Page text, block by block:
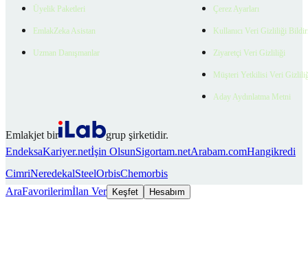
Üyelik Paketleri
EmlakZeka Asistan
Uzman Danışmanlar
Çerez Ayarları
Kullanıcı Veri Gizliliği
Ziyaretçi Veri Gizliliği
Müşteri Yetkilisi Veri
Aday Aydınlatma Metni
Emlakjet bir
grup şirketidir.
EndeksaKariyer.netİşin OlsunSigortam.netArabam.comHangikredi
CimriNeredekalSteelOrbisChemorbis
AraFavorilerimİlan Ver Keşfet Hesabım